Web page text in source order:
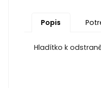
Popis
Hladítko k